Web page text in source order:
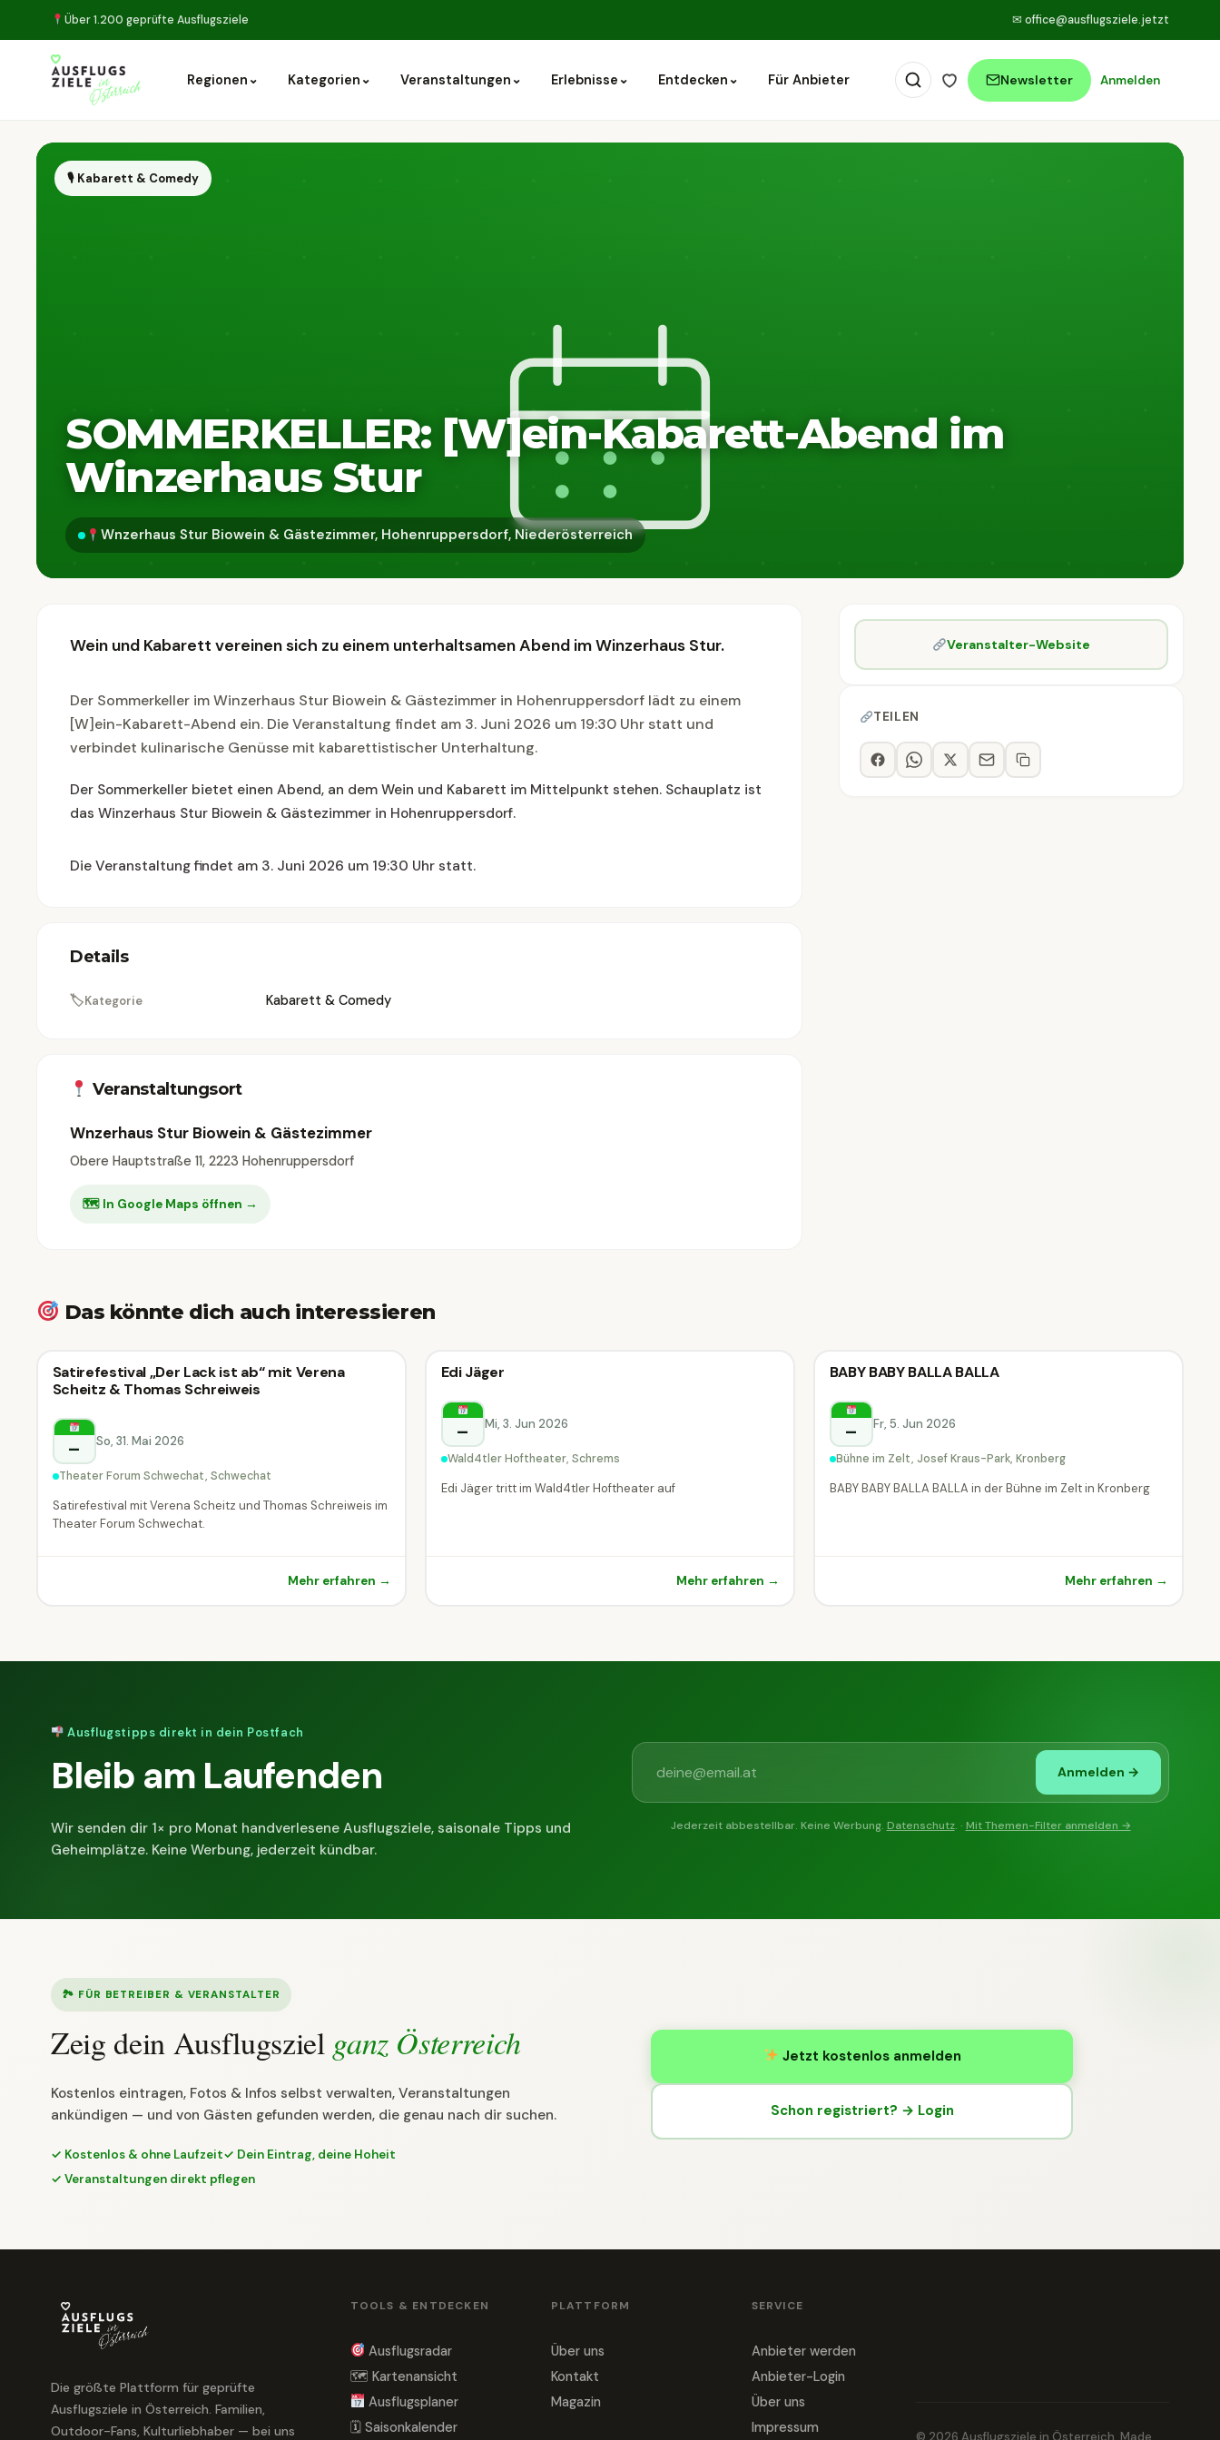
Über 1.200 geprüfte Ausflugsziele ✉ office@ausflugsziele.jetzt
Regionen ⌄ Kategorien ⌄ Veranstaltungen ⌄ Erlebnisse ⌄ Entdecken ⌄ Für Anbieter Newsletter Anmelden
🎙 Kabarett & Comedy
SOMMERKELLER: [W]ein-Kabarett-Abend im
Winzerhaus Stur
Wnzerhaus Stur Biowein & Gästezimmer, Hohenruppersdorf, Niederösterreich
Wein und Kabarett vereinen sich zu einem unterhaltsamen Abend im Winzerhaus Stur.
Der Sommerkeller im Winzerhaus Stur Biowein & Gästezimmer in Hohenruppersdorf lädt zu einem
[W]ein-Kabarett-Abend ein. Die Veranstaltung findet am 3. Juni 2026 um 19:30 Uhr statt und
verbindet kulinarische Genüsse mit kabarettistischer Unterhaltung.
Der Sommerkeller bietet einen Abend, an dem Wein und Kabarett im Mittelpunkt stehen. Schauplatz ist
das Winzerhaus Stur Biowein & Gästezimmer in Hohenruppersdorf.
Die Veranstaltung findet am 3. Juni 2026 um 19:30 Uhr statt.
Details
🏷Kategorie Kabarett & Comedy
Veranstaltungsort
Wnzerhaus Stur Biowein & Gästezimmer
Obere Hauptstraße 11, 2223 Hohenruppersdorf
🗺 In Google Maps öffnen →
Veranstalter-Website
TEILEN
Das könnte dich auch interessieren
🎙
Kabarett & Comedy
🎙 Kabarett & Comedy
Satirefestival „Der Lack ist ab“ mit Verena
Scheitz & Thomas Schreiweis
– So, 31. Mai 2026
Theater Forum Schwechat, Schwechat
Satirefestival mit Verena Scheitz und Thomas Schreiweis im
Theater Forum Schwechat.
Mehr erfahren →
Kabarett & Comedy
Schrems
🎙 Kabarett & Comedy
Edi Jäger
– Mi, 3. Jun 2026
Wald4tler Hoftheater, Schrems
Edi Jäger tritt im Wald4tler Hoftheater auf
Mehr erfahren →
🎙
Kabarett & Comedy
Kronberg
🎙 Kabarett & Comedy
BABY BABY BALLA BALLA
– Fr, 5. Jun 2026
Bühne im Zelt, Josef Kraus-Park, Kronberg
BABY BABY BALLA BALLA in der Bühne im Zelt in Kronberg
Mehr erfahren →
Ausflugstipps direkt in dein Postfach
Bleib am Laufenden
Wir senden dir 1× pro Monat handverlesene Ausflugsziele, saisonale Tipps und
Geheimplätze. Keine Werbung, jederzeit kündbar.
Anmelden →
Jederzeit abbestellbar. Keine Werbung. Datenschutz. · Mit Themen-Filter anmelden →
🏞 FÜR BETREIBER & VERANSTALTER
Zeig dein Ausflugsziel ganz Österreich
Kostenlos eintragen, Fotos & Infos selbst verwalten, Veranstaltungen
ankündigen — und von Gästen gefunden werden, die genau nach dir suchen.
✓ Kostenlos & ohne Laufzeit✓ Dein Eintrag, deine Hoheit
✓ Veranstaltungen direkt pflegen
Jetzt kostenlos anmelden
Schon registriert? → Login
Die größte Plattform für geprüfte
Ausflugsziele in Österreich. Familien,
Outdoor-Fans, Kulturliebhaber — bei uns
TOOLS & ENTDECKEN
Ausflugsradar
🗺 Kartenansicht
Ausflugsplaner
🗓 Saisonkalender
PLATTFORM
Über uns
Kontakt
Magazin
SERVICE
Anbieter werden
Anbieter-Login
Über uns
Impressum
© 2026 Ausflugsziele in Österreich. Made